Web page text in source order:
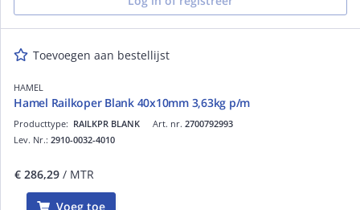
Toevoegen aan bestellijst
HAMEL
Hamel Railkoper Blank 40x10mm 3,63kg p/m
Art. nr. 2700792993
Producttype: RAILKPR BLANK
Lev. Nr.: 2910-0032-4010
€ 286,29 / MTR
Voeg toe